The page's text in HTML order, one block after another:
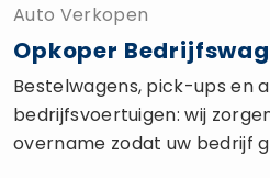
Auto Verkopen
Opkoper
Bestelwagens, pick-ups en
bedrijfsvoertuigen: wij
overname zodat uw bedrijf